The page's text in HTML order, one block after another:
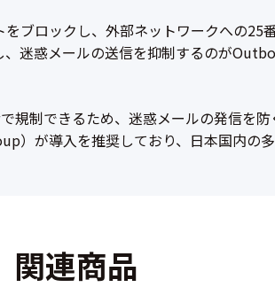
ブロックし、外部ネットワークへの25
、迷惑メールの送信を抑制するのが
制できるため、迷惑メールの発信を
）が導入を推奨しており、日本国内の
関連商品